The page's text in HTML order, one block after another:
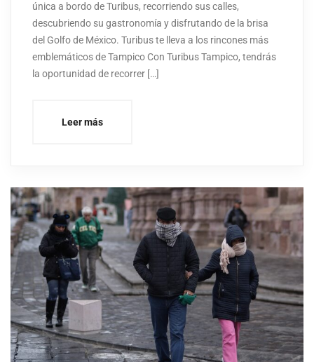
única a bordo de Turibus, recorriendo sus calles,
descubriendo su gastronomía y disfrutando de la brisa
del Golfo de México. Turibus te lleva a los rincones más
emblemáticos de Tampico Con Turibus Tampico, tendrás
la oportunidad de recorrer […]
Leer más